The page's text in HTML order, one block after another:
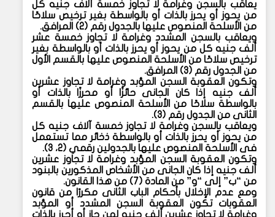
يعاقب بالسجن وغرامة لا تجاوز خمسة آلاف جنيه كل
من يحوز أو يحرز بالذات أو بالواسطة بغير ترخيص سلاحًا
من الأسلحة المنصوص عليها بالجدول رقم (٢) المرافق.
ويعاقب بالسجن المشدد وغرامة لا تجاوز خمسة عشر
ألف جنيه كل من يحوز أو يحرز بالذات أو بالواسطة بغير
ترخيص سلاحًا من الأسلحة المنصوص عليها بالقسم الأول
من الجدول رقم (٣) المرافق.
وتكون العقوبة السجن المؤبد وغرامة لا تجاوز عشرين
ألف جنيه إذا كان الجانى حائزًا أو محرزًا بالذات أو
بالواسطة سلاحًا من الأسلحة المنصوص عليها بالقسم
الثانى من الجدول رقم (٣).
ويعاقب بالسجن وغرامة لا تجاوز خمسة آلاف جنيه كل
من يحوز أو يحرز بالذات أو بالواسطة ذخائر مما تستعمل
فى الأسلحة المنصوص عليها بالجدولين رقمي (٢، ٣).
وتكون العقوبة السجن المؤبد وغرامة لا تجاوز عشرين
ألف جنيه إذا كان الجانى من الأشخاص المذكورين بالبنود
من “ب” إلى “و” من المادة (٧) من هذا القانون.
ومع عدم الإخلال بأحكام الباب الثانى مكررًا من قانون
العقوبات تكون العقوبة السجن المشدد أو المؤبد
وغرامة لا تجاوز عشرين ألف جنيه لمن حاز أو أحرز بالذات